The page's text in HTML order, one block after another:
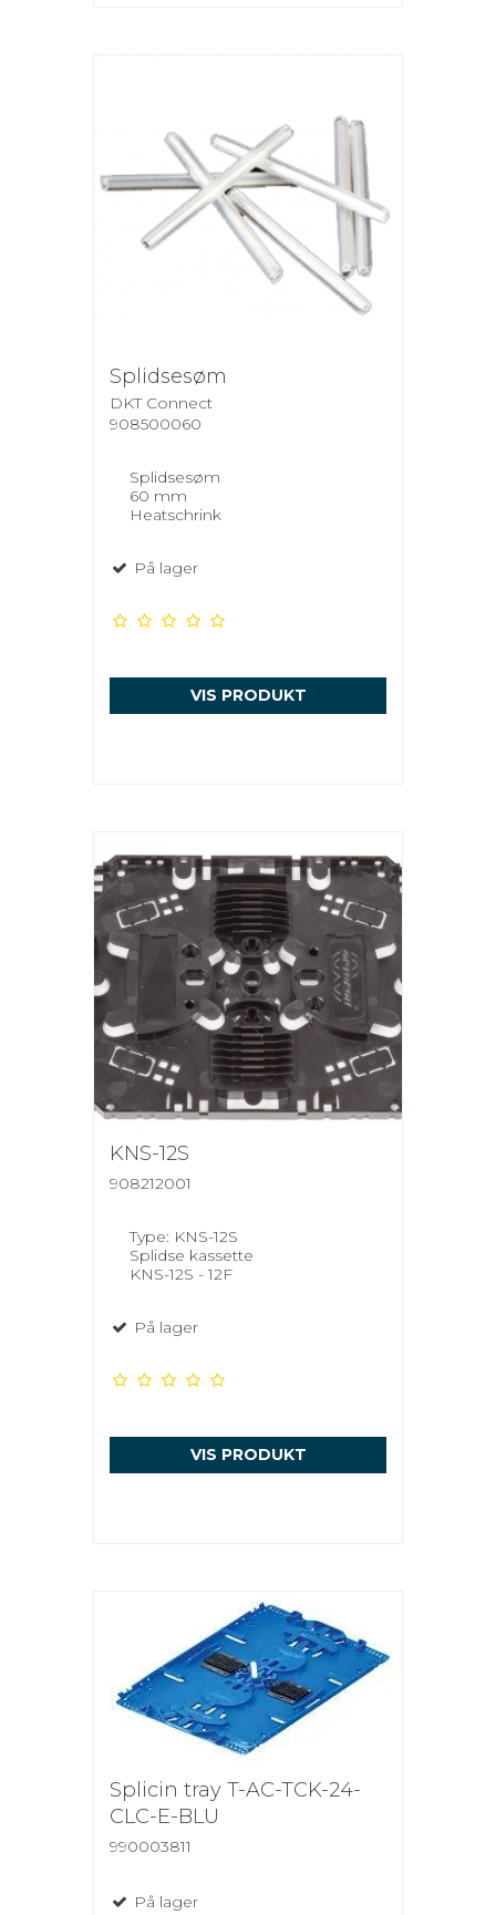
Splidsesøm
DKT Connect
908500060
Splidsesøm
60 mm
Heatschrink
På lager
VIS PRODUKT
KNS-12S
908212001
Type: KNS-12S
Splidse kassette
KNS-12S - 12F
På lager
VIS PRODUKT
Splicin tray T-AC-TCK-24-
CLC-E-BLU
990003811
På lager